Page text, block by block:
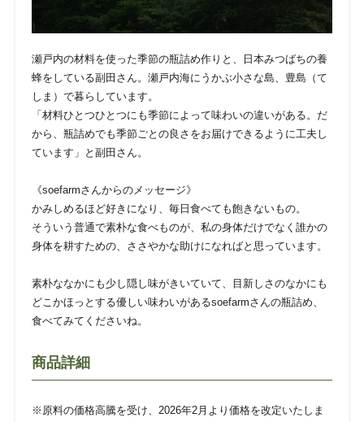
瀬戸内の材料を使った季節の瓶詰め作りと、日本みつばちの養
蜂をしている副田さん。瀬戸内海にうかぶ小さな島、豊島（て
しま）で暮らしています。
「材料ひとつひとつにも季節によって味わいの違いがある。だ
から、瓶詰めでも季節ごとの良さをお届けできるように工夫し
ています」と副田さん。
《soefarmさんからのメッセージ》
かみしめるほど好きになり、毎日食べても飽きないもの。
そういう普通で素朴な食べものが、私の身体だけでなく誰かの
身体を耕すための、ささやかな助けになればと思っています。
素朴ななかにも少し隠し味がきいていて、目新しさのなかにも
どこかほっとする優しい味わいがあるsoefarmさんの瓶詰め、
食べてみてくださいね。
商品詳細
※原料の価格高騰を受け、2026年2月より価格を改定いたしま